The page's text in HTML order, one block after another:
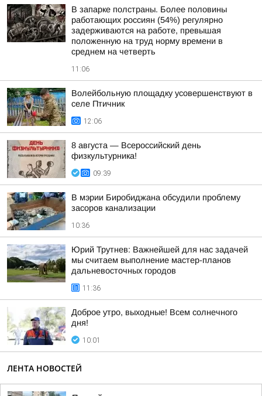
В запарке полстраны. Более половины
работающих россиян (54%) регулярно
задерживаются на работе, превышая
положенную на труд норму времени в
среднем на четверть
11:06
Волейбольную площадку усовершенствуют в
селе Птичник
12:06
8 августа — Всероссийский день
физкультурника!
09:39
В мэрии Биробиджана обсудили проблему
засоров канализации
10:36
Юрий Трутнев: Важнейшей для нас задачей
мы считаем выполнение мастер-планов
дальневосточных городов
11:36
Доброе утро, выходные! Всем солнечного
дня!
10:01
ЛЕНТА НОВОСТЕЙ